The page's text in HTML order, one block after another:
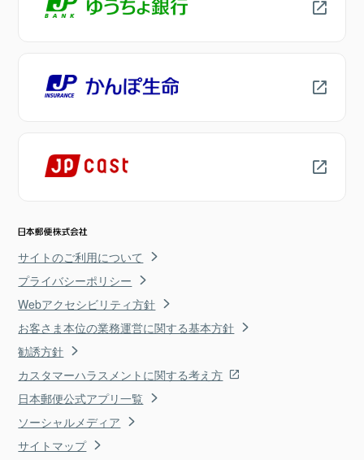
サイトのご利用について
プライバシーポリシー
Webアクセシビリティ方針
お客さま本位の業務運営に関する基本方針
勧誘方針
カスタマーハラスメントに関する考え方
日本郵便公式アプリ一覧
ソーシャルメディア
サイトマップ